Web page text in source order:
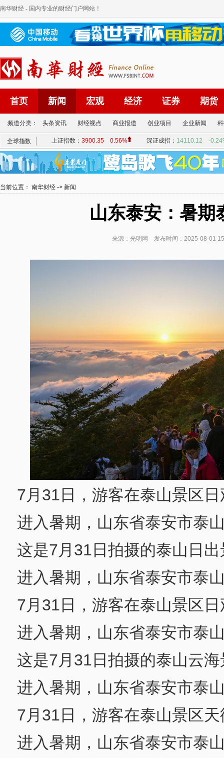
南华财经 - 国内专业的财经门户网站！
首页 新闻 宏观 经济 证券 期货
频道分类： 头条资讯 财经视点 商业报道 创业项目 企业新闻
当前位置： 南华财经 -> 新闻
山东泰安：暑期
来源：光明网 发布时间：2025-08-01
7月31日，游客在泰山景区
进入暑期，山东省泰安市泰
这是7月31日拍摄的泰山日
进入暑期，山东省泰安市泰
7月31日，游客在泰山景区
进入暑期，山东省泰安市泰
这是7月31日拍摄的泰山云
进入暑期，山东省泰安市泰
7月31日，游客在泰山景区
进入暑期，山东省泰安市泰